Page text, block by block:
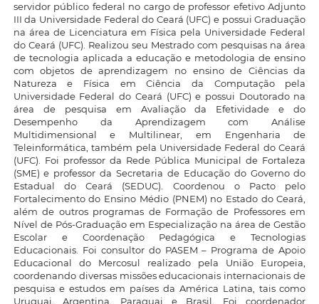
servidor público federal no cargo de professor efetivo Adjunto
III da Universidade Federal do Ceará (UFC) e possui Graduação
na área de Licenciatura em Física pela Universidade Federal
do Ceará (UFC). Realizou seu Mestrado com pesquisas na área
de tecnologia aplicada a educação e metodologia de ensino
com objetos de aprendizagem no ensino de Ciências da
Natureza e Física em Ciência da Computação pela
Universidade Federal do Ceará (UFC) e possui Doutorado na
área de pesquisa em Avaliação da Efetividade e do
Desempenho da Aprendizagem com Análise
Multidimensional e Multilinear, em Engenharia de
Teleinformática, também pela Universidade Federal do Ceará
(UFC). Foi professor da Rede Pública Municipal de Fortaleza
(SME) e professor da Secretaria de Educação do Governo do
Estadual do Ceará (SEDUC). Coordenou o Pacto pelo
Fortalecimento do Ensino Médio (PNEM) no Estado do Ceará,
além de outros programas de Formação de Professores em
Nível de Pós-Graduação em Especialização na área de Gestão
Escolar e Coordenação Pedagógica e Tecnologias
Educacionais. Foi consultor do PASEM – Programa de Apoio
Educacional do Mercosul realizado pela União Europeia,
coordenando diversas missões educacionais internacionais de
pesquisa e estudos em países da América Latina, tais como
Uruguai, Argentina, Paraguai e Brasil. Foi coordenador